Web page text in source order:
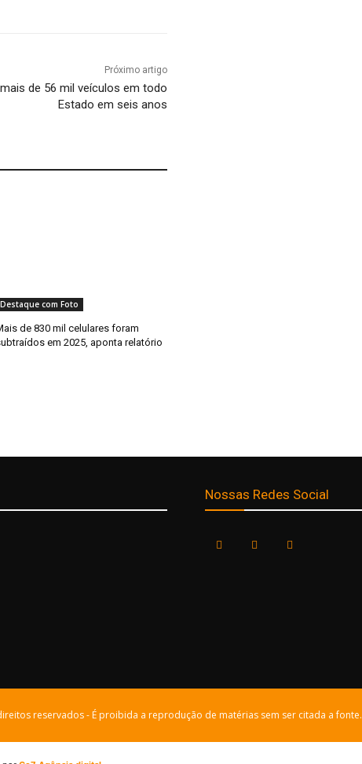
Próximo artigo
de 56 mil veículos em todo
Estado em seis anos
Destaque com Foto
de 830 mil celulares foram
em 2025, aponta relatório
Nossas Redes Social
reservados - É proibida a reprodução de matérias sem ser citada a fonte.